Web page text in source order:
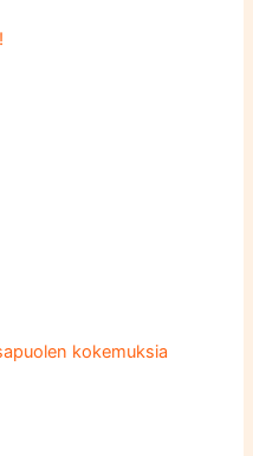
kokemuksia